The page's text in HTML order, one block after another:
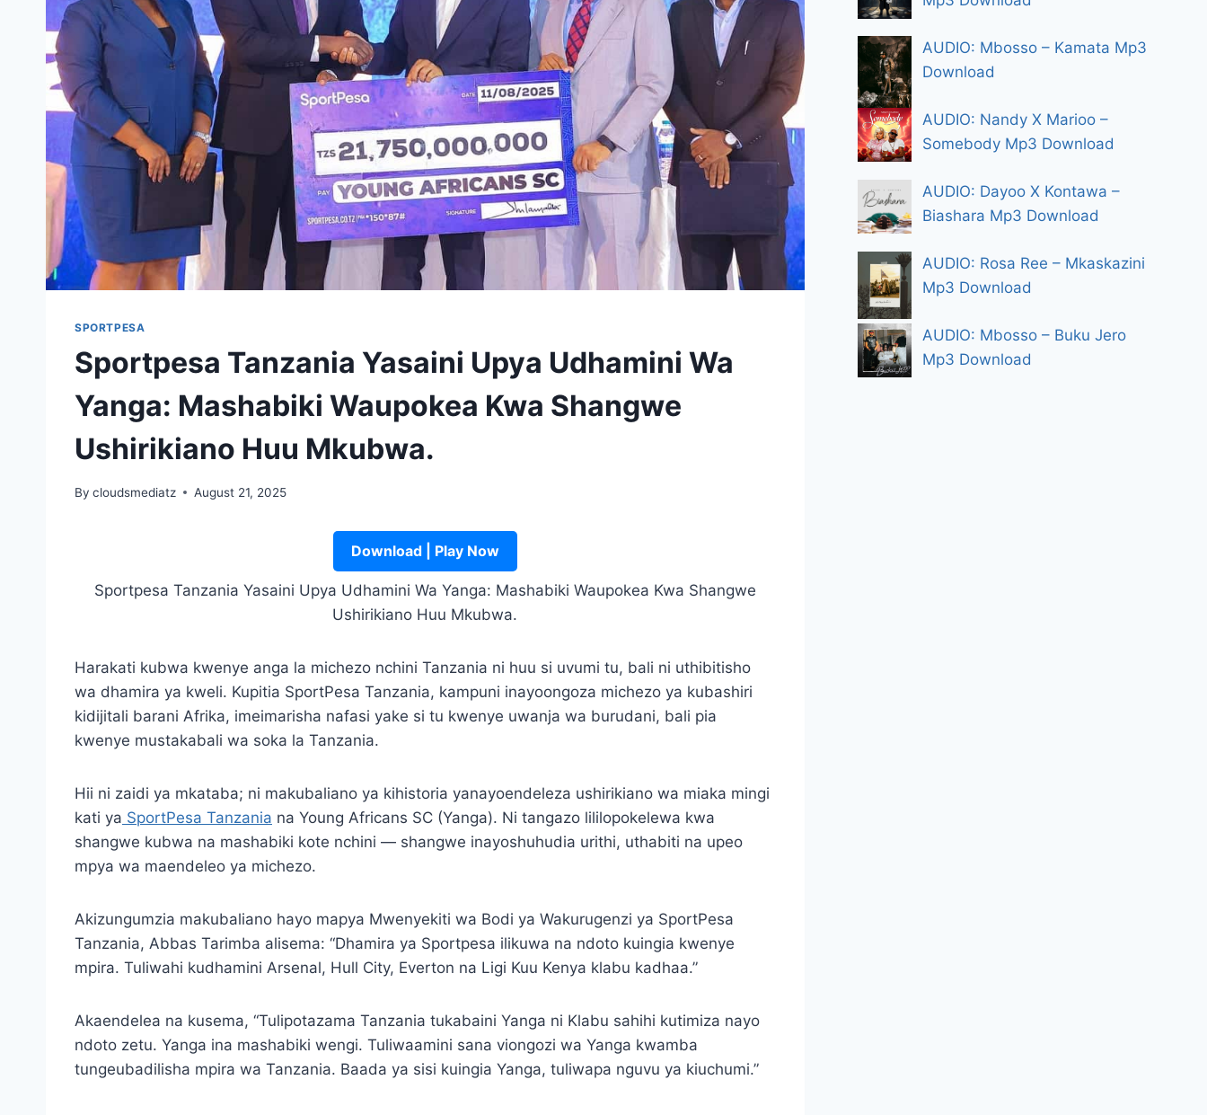
SPORTPESA
Sportpesa Tanzania Yasaini Upya Udhamini Wa
Yanga: Mashabiki Waupokea Kwa Shangwe
Ushirikiano Huu Mkubwa.
By cloudsmediatz August 21, 2025
Download | Play Now
Sportpesa Tanzania Yasaini Upya Udhamini Wa Yanga: Mashabiki Waupokea Kwa Shangwe
Ushirikiano Huu Mkubwa.
Harakati kubwa kwenye anga la michezo nchini Tanzania ni huu si uvumi tu, bali ni uthibitisho
wa dhamira ya kweli. Kupitia SportPesa Tanzania, kampuni inayoongoza michezo ya kubashiri
kidijitali barani Afrika, imeimarisha nafasi yake si tu kwenye uwanja wa burudani, bali pia
kwenye mustakabali wa soka la Tanzania.
Hii ni zaidi ya mkataba; ni makubaliano ya kihistoria yanayoendeleza ushirikiano wa miaka mingi
kati ya SportPesa Tanzania na Young Africans SC (Yanga). Ni tangazo lililopokelewa kwa
shangwe kubwa na mashabiki kote nchini — shangwe inayoshuhudia urithi, uthabiti na upeo
mpya wa maendeleo ya michezo.
Akizungumzia makubaliano hayo mapya Mwenyekiti wa Bodi ya Wakurugenzi ya SportPesa
Tanzania, Abbas Tarimba alisema: “Dhamira ya Sportpesa ilikuwa na ndoto kuingia kwenye
mpira. Tuliwahi kudhamini Arsenal, Hull City, Everton na Ligi Kuu Kenya klabu kadhaa.”
Akaendelea na kusema, “Tulipotazama Tanzania tukabaini Yanga ni Klabu sahihi kutimiza nayo
ndoto zetu. Yanga ina mashabiki wengi. Tuliwaamini sana viongozi wa Yanga kwamba
tungeubadilisha mpira wa Tanzania. Baada ya sisi kuingia Yanga, tuliwapa nguvu ya kiuchumi.”
AUDIO: Mbosso – Kamata Mp3
Download
AUDIO: Nandy X Marioo –
Somebody Mp3 Download
AUDIO: Dayoo X Kontawa –
Biashara Mp3 Download
AUDIO: Rosa Ree – Mkaskazini
Mp3 Download
AUDIO: Mbosso – Buku Jero
Mp3 Download